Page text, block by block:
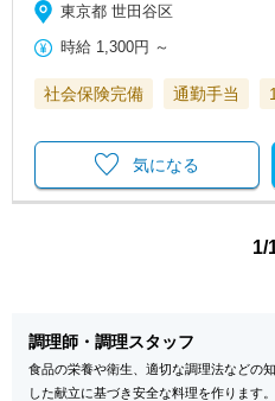
東京都 世田谷区
時給 1,300円 ～
社会保険完備 通勤手当
気になる
1/
調理師・調理スタッフ
食品の栄養や衛生、適切な調理法などの
した献立に基づき安全な料理を作ります